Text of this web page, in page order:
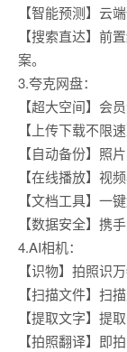
【智能预测】云
【搜索直达】前
案。
3.夸克网盘：
【超大空间】会
【上传下载不限
【自动备份】照
【在线播放】视
【文档工具】一
【数据安全】携
4.AI相机：
【识物】拍照识
【扫描文件】扫
【提取文字】提
【拍照翻译】即